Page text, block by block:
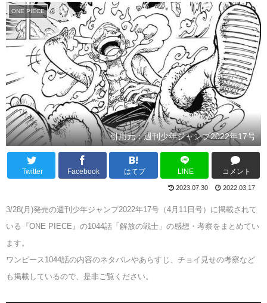
ONE PIECE
引用元：週刊少年ジャンプ2022年17号
Twitter Facebook はてブ LINE コメント
2023.07.30 2022.03.17
3/28(月)発売の週刊少年ジャンプ2022年17号（4月11日号）に掲載されて
いる『ONE PIECE』の1044話「解放の戦士」の感想・考察をまとめてい
ます。
ワンピース1044話の内容のネタバレやあらすじ、チョイ見せの考察など
も掲載しているので、是非ご覧ください。